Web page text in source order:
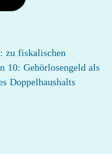
zu fiskalischen
10: Gehörlosengeld als
Doppelhaushalts